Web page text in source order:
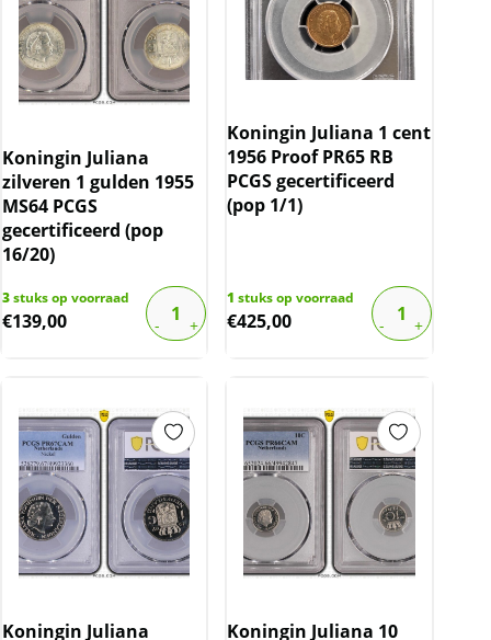
Koningin Juliana
zilveren 1 gulden 1955
MS64 PCGS
gecertificeerd (pop
16/20)
3stuks op voorraad
€139,00
Koningin Juliana 1 cent
1956 Proof PR65 RB
PCGS gecertificeerd
(pop 1/1)
1 stuks op voorraad
€425,00
Koningin Juliana Koningin Juliana 10